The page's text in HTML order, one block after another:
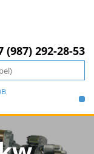
(987) 292-28-53